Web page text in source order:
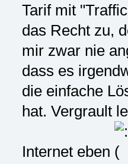
Tarif mit
das Recht zu,
mir zwar nie
dass es
die einfache
hat. Vergrault
Internet eben